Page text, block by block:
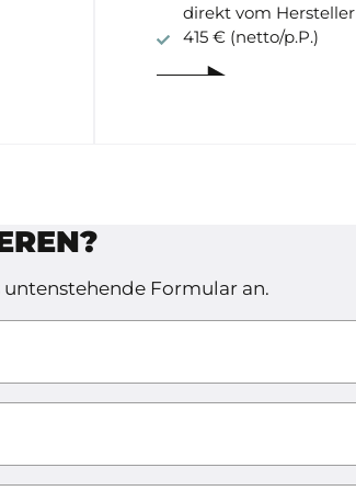
direkt vom Hersteller
415 € (netto/p.P.)
Formular an.